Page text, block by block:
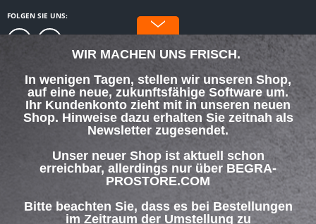
FOLGEN SIE UNS:
WIR MACHEN UNS FRISCH.
In wenigen Tagen, stellen wir unseren Shop,
auf eine neue, zukunftsfähige Software um.
Ihr Kundenkonto zieht mit in unseren neuen
Shop. Hinweise dazu erhalten Sie zeitnah als
Newsletter zugesendet.
Unser neuer Shop ist aktuell schon
erreichbar, allerdings nur über BEGRA-
PROSTORE.COM
Bitte beachten Sie, dass es bei Bestellungen
im Zeitraum der Umstellung zu
SERVICE HOTLINE
INFORMATIONEN